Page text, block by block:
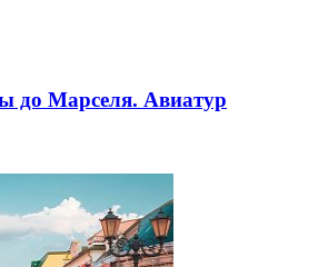
до Марселя. Авиатур